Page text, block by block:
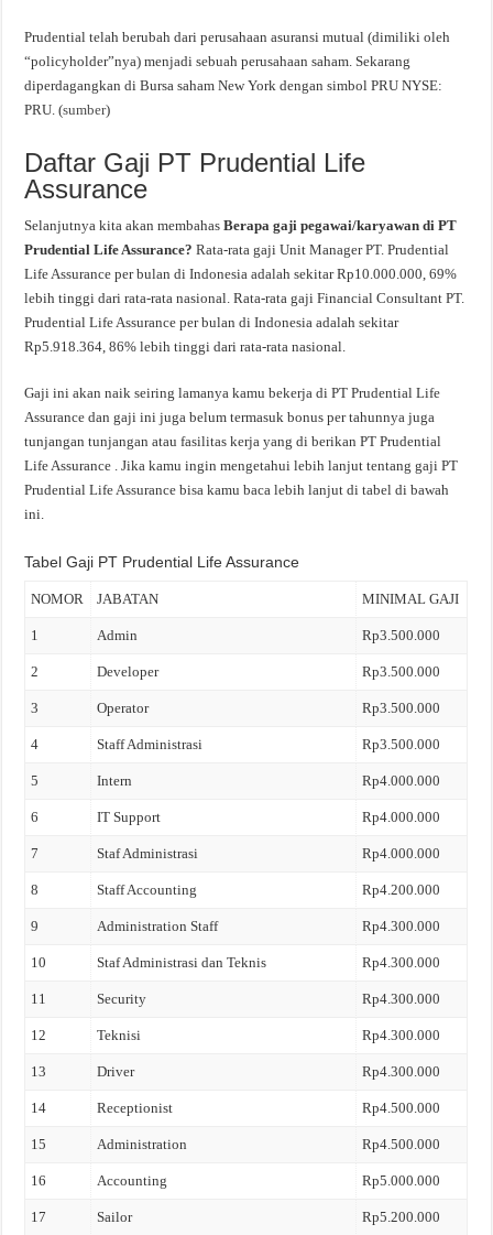
Prudential telah berubah dari perusahaan asuransi mutual (dimiliki oleh
“policyholder”nya) menjadi sebuah perusahaan saham. Sekarang
diperdagangkan di Bursa saham New York dengan simbol PRU NYSE:
PRU. (sumber)
Daftar Gaji PT Prudential Life
Assurance
Selanjutnya kita akan membahasBerapa gaji pegawai/karyawan di PT
Prudential Life Assurance?Rata-rata gaji Unit Manager PT. Prudential
Life Assurance per bulan di Indonesia adalah sekitar Rp10.000.000, 69%
lebih tinggi dari rata-rata nasional. Rata-rata gaji Financial Consultant PT.
Prudential Life Assurance per bulan di Indonesia adalah sekitar
Rp5.918.364, 86% lebih tinggi dari rata-rata nasional.
Gaji ini akan naik seiring lamanya kamu bekerja di PT Prudential Life
Assurance dan gaji ini juga belum termasuk bonus per tahunnya juga
tunjangan tunjangan atau fasilitas kerja yang di berikan PT Prudential
Life Assurance . Jika kamu ingin mengetahui lebih lanjut tentang gaji PT
Prudential Life Assurance bisa kamu baca lebih lanjut di tabel di bawah
ini.
Tabel Gaji PT Prudential Life Assurance
NOMOR JABATAN MINIMAL GAJI
1 Admin Rp3.500.000
2 Developer Rp3.500.000
3 Operator Rp3.500.000
4 Staff Administrasi Rp3.500.000
5 Intern Rp4.000.000
6 IT Support Rp4.000.000
7 Staf Administrasi Rp4.000.000
8 Staff Accounting Rp4.200.000
9 Administration Staff Rp4.300.000
10 Staf Administrasi dan Teknis Rp4.300.000
11 Security Rp4.300.000
12 Teknisi Rp4.300.000
13 Driver Rp4.300.000
14 Receptionist Rp4.500.000
15 Administration Rp4.500.000
16 Accounting Rp5.000.000
17 Sailor Rp5.200.000